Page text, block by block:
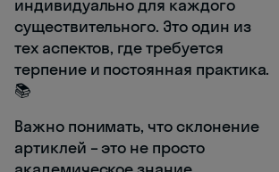
индивидуально для каждого
существительного. Это один из
тех аспектов, где требуется
терпение и постоянная практика.
📚
Важно понимать, что склонение
артиклей – это не просто